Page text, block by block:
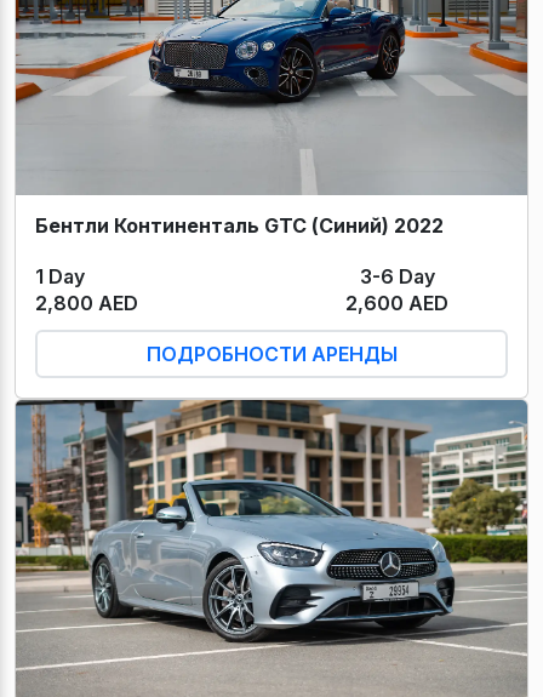
Бентли Континенталь GTC (Синий) 2022
1 Day
3-6 Day
2,800 AED
2,600 AED
ПОДРОБНОСТИ АРЕНДЫ